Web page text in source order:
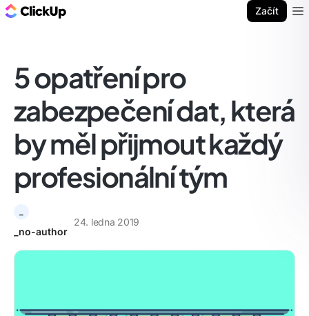
Začít
5 opatření pro
zabezpečení dat, která
by měl přijmout každý
profesionální tým
_no-author
24. ledna 2019